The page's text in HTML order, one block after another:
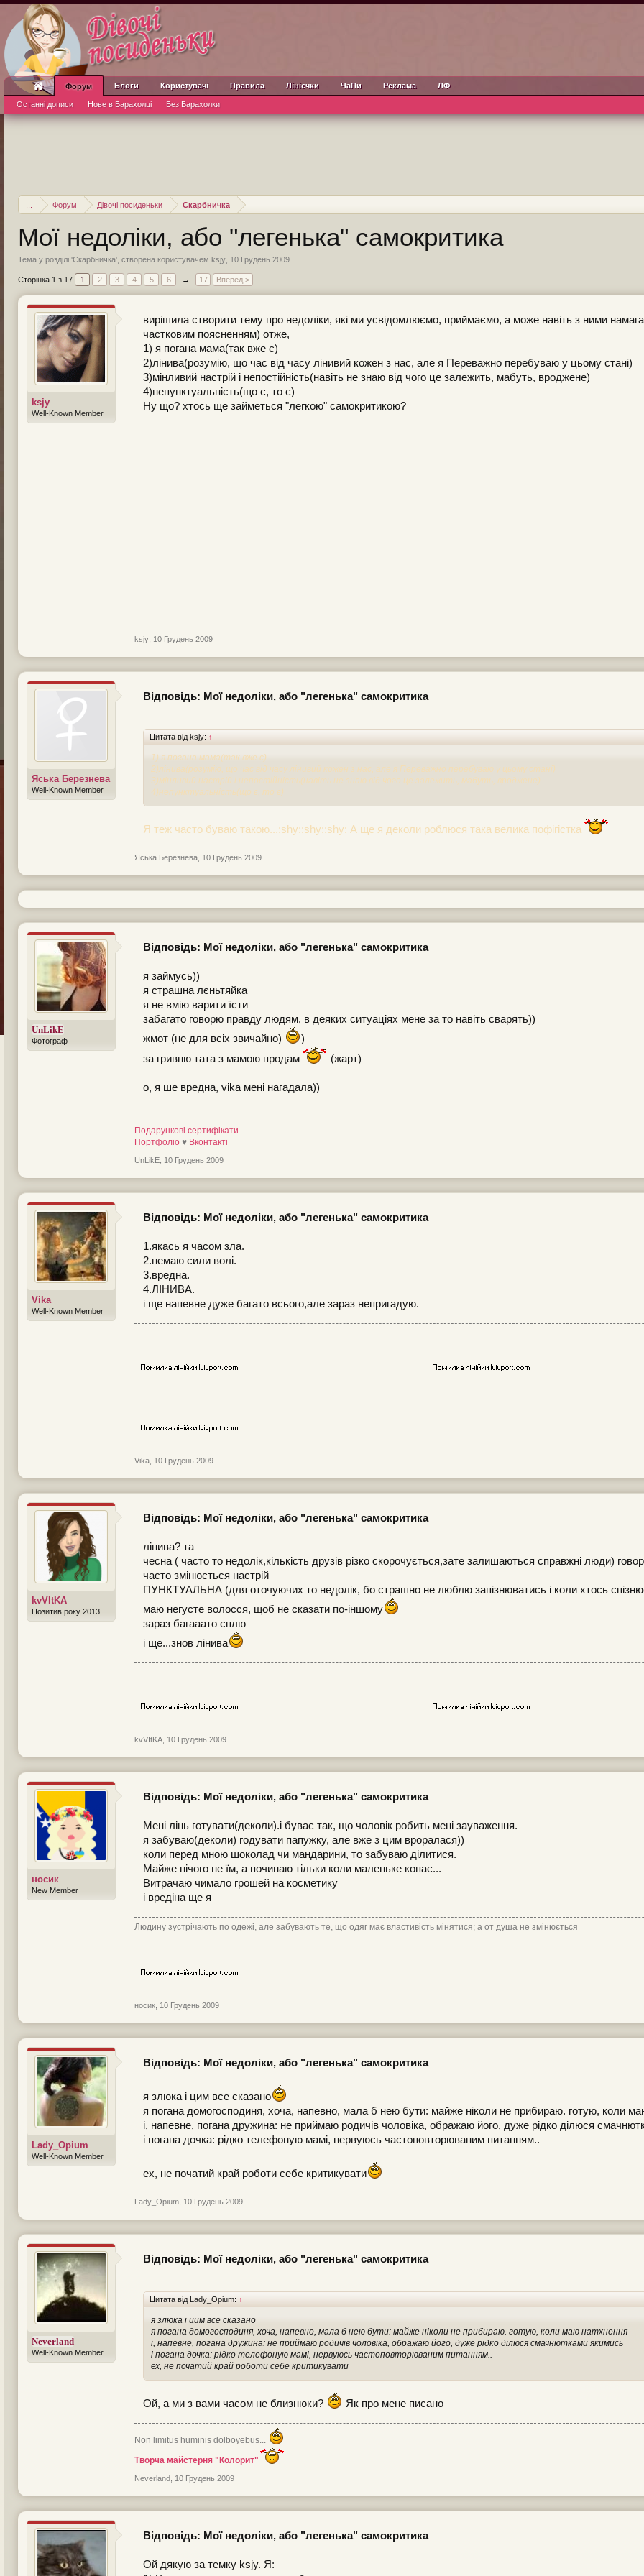
Форум Дівочі посиденьки Скарбничка
Мої недоліки, або "легенька" самокритика
Тема у розділі 'Скарбничка', створена користувачем ksjy 10 Грудень 2009
Сторінка 1 з 17 1 2 3 4 5 6 → 17 Вперед >
ksjy
Well-Known Member
вирішила створити тему про недоліки, які ми усвідомлюємо, приймаємо, а може навіть з ними
частковим поясненням) отже,
1) я погана мама(так вже є)
2)лінива(розумію, що час від часу лінивий кожен з нас, але я Переважно перебуваю у цьому стані)
3)мінливий настрій і непостійність(навіть не знаю від чого це залежить, мабуть, вроджене)
4)непунктуальність(що є, то є)
Ну що? хтось ще займеться "легкою" самокритикою?
ksjy 10 Грудень 2009
Яська Березнева
Well-Known Member
Відповідь: Мої недоліки, або "легенька" самокритика
Цитата від ksjy: ↑
1) я погана мама(так вже є)
2)лінива(розумію, що час від часу лінивий кожен з нас, але я Переважно перебуваю у цьому стані)
3)мінливий настрій і непостійність(навіть не знаю від чого це залежить, мабуть, вроджене)
4)непунктуальність(що є, то є)
Я теж часто буваю такою...:shy::shy::shy: А ще я деколи роблюся така велика пофігістка
Яська Березнева 10 Грудень 2009
UnLikE
Фотограф
Відповідь: Мої недоліки, або "легенька" самокритика
я займусь))
я страшна лєньтяйка
я не вмію варити їсти
забагато говорю правду людям, в деяких ситуаціях мене за то навіть сварять))
жмот (не для всіх звичайно)
)
за гривню тата з мамою продам
(жарт)
о, я ше вредна, vika мені нагадала))
Подарункові сертифікати
Портфоліо ♥ Вконтакті
UnLikE 10 Грудень 2009
Vika
Well-Known Member
Відповідь: Мої недоліки, або "легенька" самокритика
1.якась я часом зла.
2.немаю сили волі.
3.вредна.
4.ЛІНИВА.
і ще напевне дуже багато всього,але зараз непригадую.
Vika 10 Грудень 2009
kvVItKA
Позитив року 2013
Відповідь: Мої недоліки, або "легенька" самокритика
лінива? та
чесна ( часто то недолік,кількість друзів різко скорочується,зате залишаються справжні люди)
часто змінюється настрій
ПУНКТУАЛЬНА (для оточуючих то недолік, бо страшно не люблю запізнюватись і коли хтось
маю негусте волосся, щоб не сказати по-іншому
зараз багааато сплю
і ще...знов лінива
kvVItKA 10 Грудень 2009
носик
New Member
Відповідь: Мої недоліки, або "легенька" самокритика
Мені лінь готувати(деколи).і буває так, що чоловік робить мені зауваження.
я забуваю(деколи) годувати папужку, але вже з цим вроралася))
коли перед мною шоколад чи мандарини, то забуваю ділитися.
Майже нічого не їм, а починаю тільки коли маленьке копає...
Витрачаю чимало грошей на косметику
і вредіна ще я
Людину зустрічають по одежі, але забувають те, що одяг має властивість мінятися; а от душа не змінюється
носик 10 Грудень 2009
Lady_Opium
Well-Known Member
Відповідь: Мої недоліки, або "легенька" самокритика
я злюка і цим все сказано
я погана домогосподиня, хоча, напевно, мала б нею бути: майже ніколи не прибираю. готую, коли
і, напевне, погана дружина: не приймаю родичів чоловіка, ображаю його, дуже рідко ділюся
і погана дочка: рідко телефоную мамі, нервуюсь частоповторюваним питанням..
ех, не початий край роботи себе критикувати
Lady_Opium 10 Грудень 2009
Neverland
Well-Known Member
Відповідь: Мої недоліки, або "легенька" самокритика
Цитата від Lady_Opium: ↑
я злюка і цим все сказано
я погана домогосподиня, хоча, напевно, мала б нею бути: майже ніколи не прибираю. готую, коли маю натхнення
і, напевне, погана дружина: не приймаю родичів чоловіка, ображаю його, дуже рідко ділюся смачнютками якимись
і погана дочка: рідко телефоную мамі, нервуюсь частоповторюваним питанням..
ех, не початий край роботи себе критикувати
Ой, а ми з вами часом не близнюки? Як про мене писано
Non limitus huminis dolboyebus...
Творча майстерня "Колорит"
Neverland 10 Грудень 2009
Відповідь: Мої недоліки, або "легенька" самокритика
Ой дякую за темку ksjy. Я:
Форум
Останні дописи Нове в Барахолці Без Барахолки
Блоги Користувачі Правила Лінієчки ЧаПи Реклама ЛФ